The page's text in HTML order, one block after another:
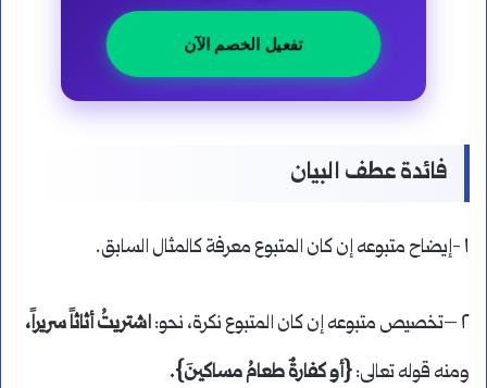
تفعيل الخصم الآن
فائدة عطف البيان
١ -إيضاح متبوعه إن كان المتبوع معرفة كالمثال السابق.
٢ –تخصيص متبوعه إن كان المتبوع نكرة، نحو:
اشتريتُ أثاثاً سريراً،
ومنه قوله تعالى:{أو كفارةٌ طعامُ مساكينَ}.